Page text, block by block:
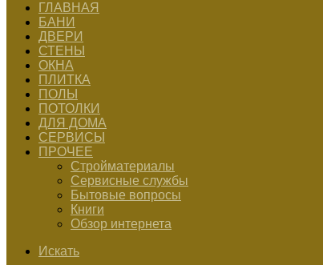
ГЛАВНАЯ
БАНИ
ДВЕРИ
СТЕНЫ
ОКНА
ПЛИТКА
ПОЛЫ
ПОТОЛКИ
ДЛЯ ДОМА
СЕРВИСЫ
ПРОЧЕЕ
Стройматериалы
Сервисные службы
Бытовые вопросы
Книги
Обзор интернета
Искать